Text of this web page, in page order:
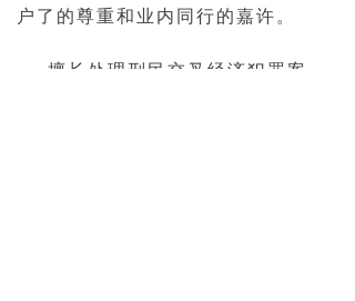
户了的尊重和业内同行的嘉许。
擅长处理刑民交叉经济犯罪案